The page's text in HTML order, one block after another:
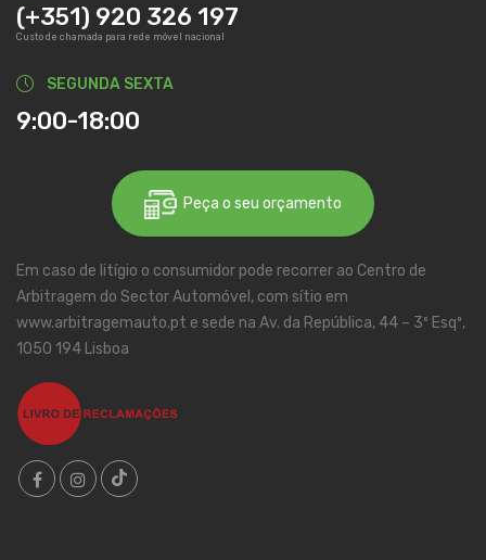
(+351) 920 326 197
Custo de chamada para rede móvel nacional
SEGUNDA SEXTA
9:00-18:00
Peça o seu orçamento
Em caso de litígio o consumidor pode recorrer ao Centro de
Arbitragem do Sector Automóvel, com sítio em
www.arbitragemauto.pt e sede na Av. da República, 44 – 3º Esqº,
1050 194 Lisboa